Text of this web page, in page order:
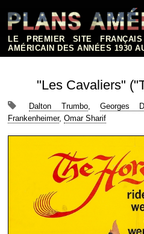
contenu
LE PREMIER SITE
AMÉRICAIN DES ANNÉES 1930
Rechercher :
"Les Cavaliers"
Dalton Trumbo, Georges
Frankenheimer, Omar Sharif